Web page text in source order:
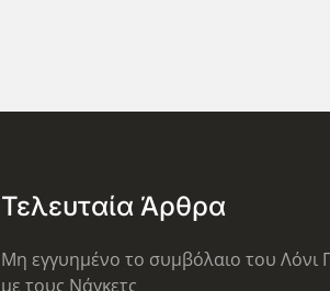
Τελευταία Άρθρα
Μη εγγυημένο το συμβόλαιο του Λόνι
με τους Νάγκετς